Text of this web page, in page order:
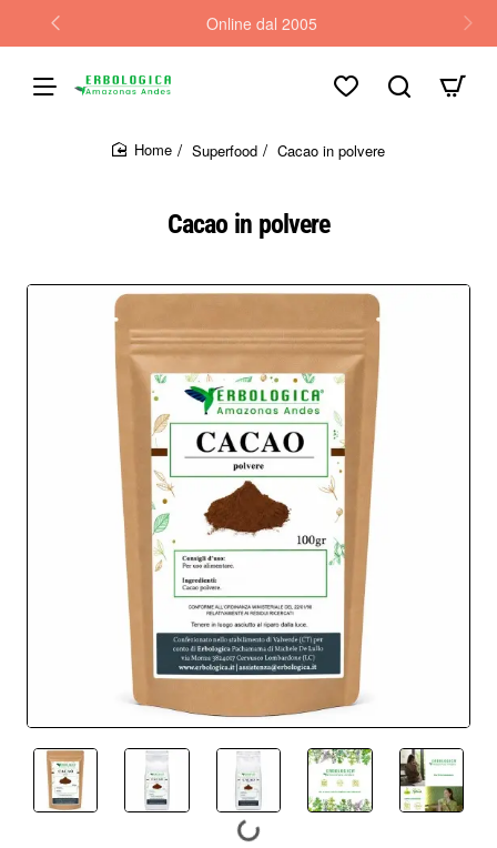
Online dal 2005
Cacao in polvere
Superfood Cacao in polvere